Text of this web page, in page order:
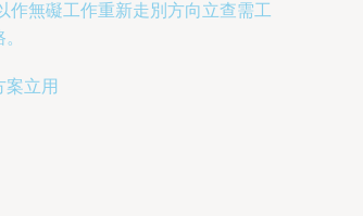
作無礙工作重新走別方向立查需工
立用